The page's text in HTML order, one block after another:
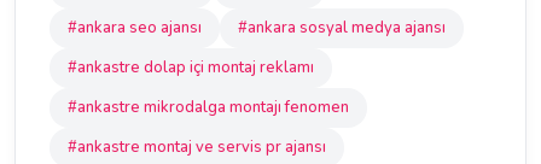
#ankara seo ajansı
#ankara sosyal medya ajansı
#ankastre dolap içi montaj reklamı
#ankastre mikrodalga montajı fenomen
#ankastre montaj ve servis pr ajansı